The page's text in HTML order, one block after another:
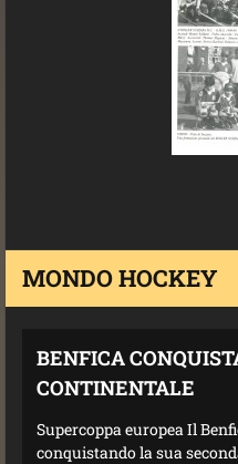
MONDO HOCKEY
BENFICA
CONTINENTALE
Supercoppa europea Il
conquistando la sua